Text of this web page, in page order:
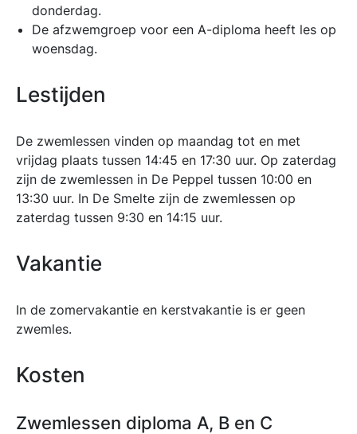
donderdag.
De afzwemgroep voor een A-diploma heeft les op
woensdag.
Lestijden
De zwemlessen vinden op maandag tot en met
vrijdag plaats tussen 14:45 en 17:30 uur. Op zaterdag
zijn de zwemlessen in De Peppel tussen 10:00 en
13:30 uur. In De Smelte zijn de zwemlessen op
zaterdag tussen 9:30 en 14:15 uur.
Vakantie
In de zomervakantie en kerstvakantie is er geen
zwemles.
Kosten
Zwemlessen diploma A, B en C